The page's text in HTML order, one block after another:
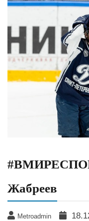
Жабреев
Metroadmin